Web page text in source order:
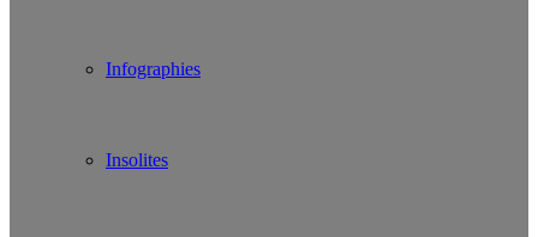
Infographies
Insolites